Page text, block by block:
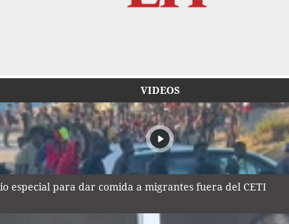
VIDEOS
especial para dar comida a migrantes fuera del CETI